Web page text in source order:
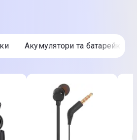
Акумулятори та батарейки